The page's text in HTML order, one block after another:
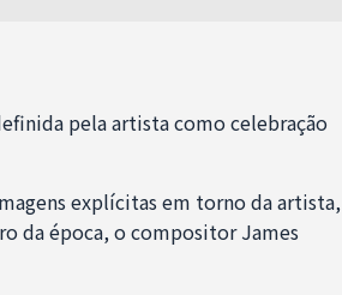
pela artista como celebração
explícitas em torno da artista,
da época, o compositor James